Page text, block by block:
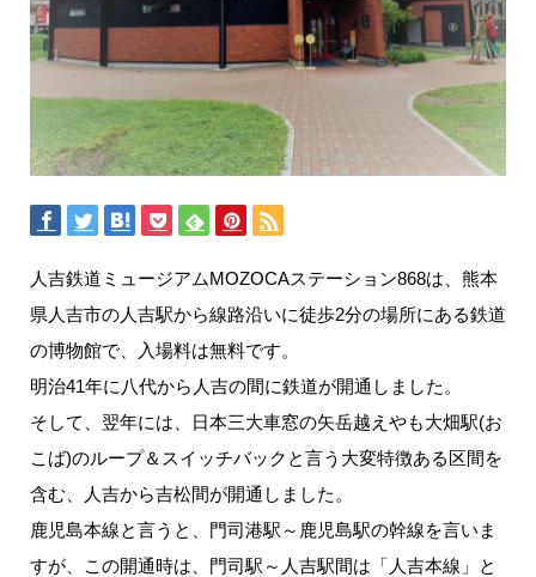
人吉鉄道ミュージアムMOZOCAステーション868は、熊本
県人吉市の人吉駅から線路沿いに徒歩2分の場所にある鉄道
の博物館で、入場料は無料です。
明治41年に八代から人吉の間に鉄道が開通しました。
そして、翌年には、日本三大車窓の矢岳越えやも大畑駅(お
こば)のループ＆スイッチバックと言う大変特徴ある区間を
含む、人吉から吉松間が開通しました。
鹿児島本線と言うと、門司港駅～鹿児島駅の幹線を言いま
すが、この開通時は、門司駅～人吉駅間は「人吉本線」と